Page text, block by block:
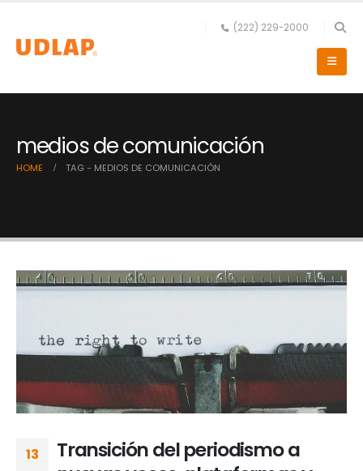
(222) 229-2000
medios de comunicación
HOME TAG - MEDIOS DE COMUNICACIÓN
13
Transición del periodismo a